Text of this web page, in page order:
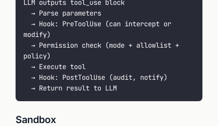
LLM outputs tool_use block
  → Parse parameters
modify)
policy)
  → Execute tool
  → Hook: PostToolUse (audit, notify)
  → Return result to LLM
Sandbox